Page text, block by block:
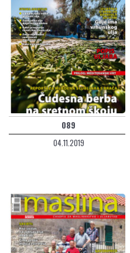
089
04.11.2019